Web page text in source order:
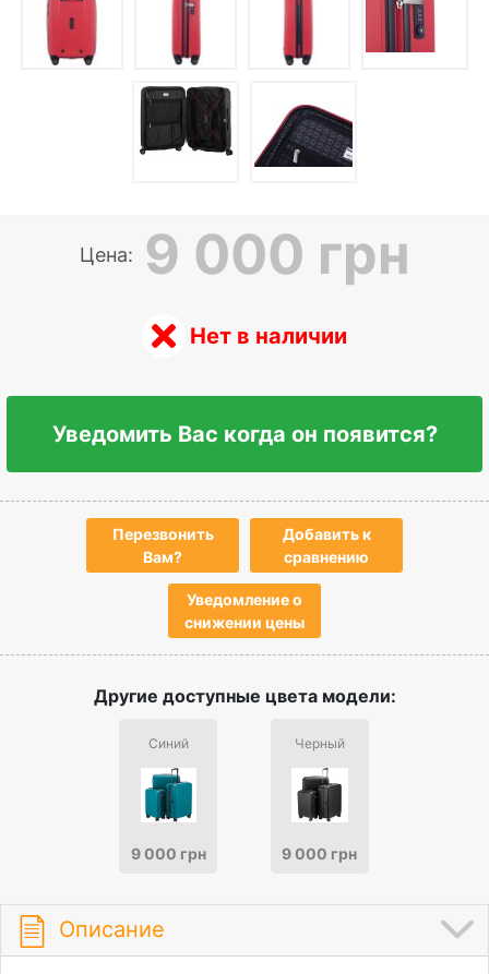
Цена: 9 000 грн
Нет в наличии
Уведомить Вас когда он появится?
Перезвонить
Вам?
Добавить к
сравнению
Уведомление о
снижении цены
Другие доступные цвета модели:
Синий
9 000 грн
Черный
9 000 грн
Описание